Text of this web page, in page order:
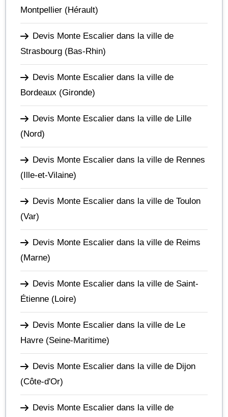
Montpellier (Hérault)
Devis Monte Escalier dans la ville de
Strasbourg (Bas-Rhin)
Devis Monte Escalier dans la ville de
Bordeaux (Gironde)
Devis Monte Escalier dans la ville de Lille
(Nord)
Devis Monte Escalier dans la ville de Rennes
(Ille-et-Vilaine)
Devis Monte Escalier dans la ville de Toulon
(Var)
Devis Monte Escalier dans la ville de Reims
(Marne)
Devis Monte Escalier dans la ville de Saint-
Étienne (Loire)
Devis Monte Escalier dans la ville de Le
Havre (Seine-Maritime)
Devis Monte Escalier dans la ville de Dijon
(Côte-d'Or)
Devis Monte Escalier dans la ville de